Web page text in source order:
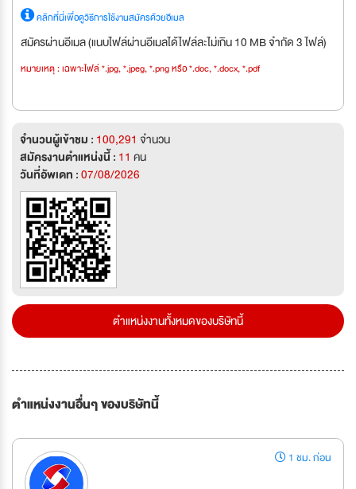
คลิกที่นี่เพื่อดูวิธีการใช้งานสมัครด้วยอีเมล
สมัครผ่านอีเมล (แนบไฟล์ผ่านอีเมลได้ไฟล์ละไม่เกิน 10 MB จำกัด 3 ไฟล์)
หมายเหตุ : เฉพาะไฟล์ *.jpg, *.jpeg, *.png หรือ *.doc, *.docx, *.pdf
จำนวนผู้เข้าชม : 100,291 จำนวน
สมัครงานตำแหน่งนี้ : 11 คน
วันที่อัพเดท :07/08/2026
ตำแหน่งงานทั้งหมดของบริษัทนี้
ตำแหน่งงานอื่นๆ ของบริษัทนี้
1 ชม. ก่อน